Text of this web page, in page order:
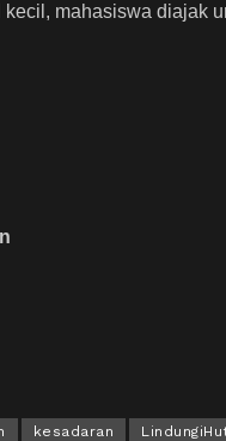
mahasiswa diajak
kesadaran